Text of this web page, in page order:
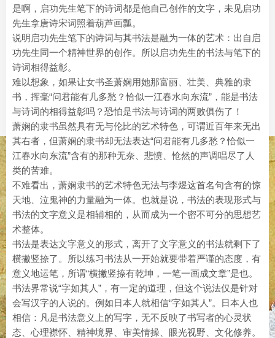
是啊，启功先生笔下的诗词都是他自己创作的文字，未见启功
先生拿唐诗宋词照着葫芦画瓢。
说明启功先生笔下的诗词与其书法是融为一体的艺术：出自启
功先生同一个精神世界的创作。所以启功先生的书法与笔下的
诗词相得益彰。
难以想象，如果让女书圣萧娴用她那富丽、壮美、典雅的隶
书，挥毫“问君能有几多愁？恰似一江春水向东流”，能是书法
与诗词的相得益彰吗？恐怕是书法与诗词的两败俱伤了！
萧娴的隶书虽然具有无与伦比的艺术特色，可谓近百年来无出
其右者，但萧娴的隶书却无法表达“问君能有几多愁？恰似一
江春水向东流”含有的那种无奈、悲愤、怆然的声调唱尽了人
类的苦难。
不难看出，萧娴隶书的艺术特色无法与李煜这首名句含有的惊
天地、泣鬼神的力量融为一体。也就是说，书法的表现形式与
书法的文字意义是相辅相的，从而成为一个密不可分的思想艺
术整体。
书法是表达文字意义的形式，离开了文字意义的书法就剩下了
横撇竖捺了。所以练习书法从一开始就要带着严谨的态度，有
意义地运笔，所谓“横撇竖捺有乾坤，一笔一画成文章”是也。
书法界常说“字如其人”，有一定的道理，但这个说法仅是针对
会写汉字的人说的。例如日本人就相信“字如其人”。日本人也
相信：凡是书法意义上的写字，无不反映了书写者的心灵状
态、心理襟怀、精神境界、审美情操、眼光视野、文化修养。